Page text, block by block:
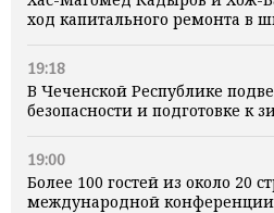
ход капитального ремонта в
19:18
В Чеченской Республике
безопасности и подготовке к
19:00
Более 100 гостей из около 20
международной